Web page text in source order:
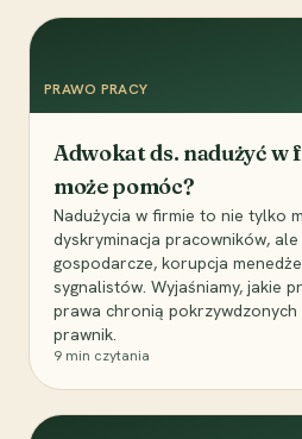
PRAWO PRACY
Adwokat ds. nadużyć w
może pomóc?
Nadużycia w firmie to nie tylko
dyskryminacja pracowników,
gospodarcze, korupcja
sygnalistów. Wyjaśniamy, jakie
prawa chronią pokrzywdzonych
prawnik.
9 min czytania